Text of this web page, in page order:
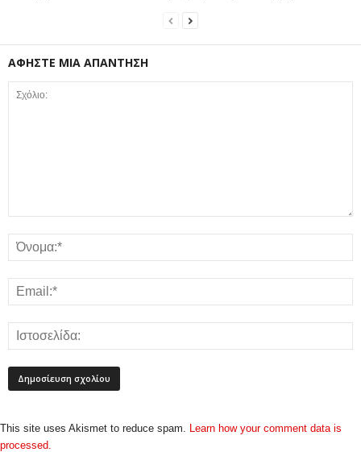
ΑΦΗΣΤΕ ΜΙΑ ΑΠΑΝΤΗΣΗ
This site uses Akismet to reduce spam.
Learn how your comment data is
processed.